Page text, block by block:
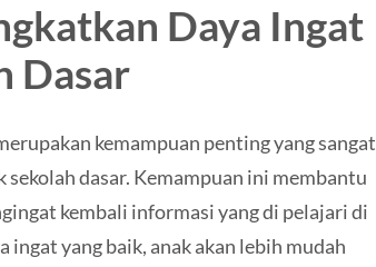
Daya Ingat
Dasar
kemampuan penting yang sangat
dasar. Kemampuan ini membantu
kembali informasi yang di pelajari di
ingat yang baik, anak akan lebih mudah